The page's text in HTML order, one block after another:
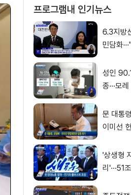
프로그램내 인기뉴스
6.3지방
민담화
성인
종···모
문 대통
이미선
'상생형
리'···51